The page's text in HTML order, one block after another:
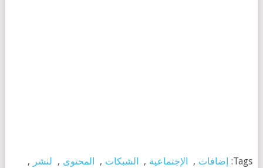
Tags: إضافات , الإجتماعية , الشبكات , المحتوى , لنشر ,